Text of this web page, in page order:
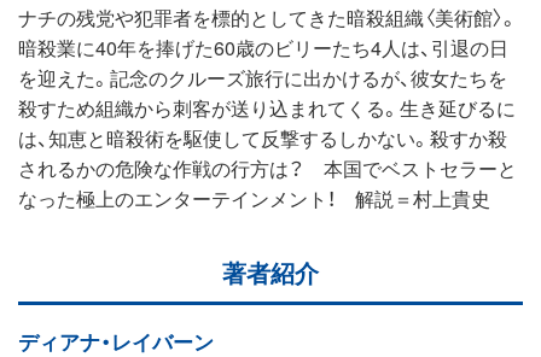
ナチの残党や犯罪者を標的としてきた暗殺組織〈美術館〉。
暗殺業に40年を捧げた60歳のビリーたち4人は、引退の日
を迎えた。記念のクルーズ旅行に出かけるが、彼女たちを
殺すため組織から刺客が送り込まれてくる。生き延びるに
は、知恵と暗殺術を駆使して反撃するしかない。殺すか殺
されるかの危険な作戦の行方は？ 本国でベストセラーと
なった極上のエンターテインメント！ 解説＝村上貴史
著者紹介
ディアナ・レイバーン